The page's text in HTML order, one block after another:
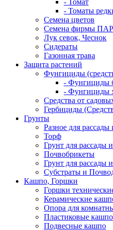
- Томат
- Томаты
Семена цветов
Семена фирмы
Лук севок, Чеснок
Сидераты
Газонная трава
Защита растений
Фунгициды
- Фунгициды
- Фунгициды
Средства от
Гербициды
Грунты
Разное для рассады
Торф
Грунт для рассады
Почвобрикеты
Грунт для рассады
Субстраты и
Кашпо, Горшки
Горшки
Керамические
Опора для
Пластиковые кашпо
Подвесные кашпо